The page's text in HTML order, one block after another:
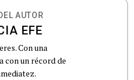
AUTOR
EFE
Con una
con un récord de